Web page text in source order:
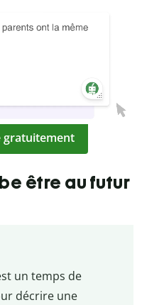
gratuitement
être au futur
un temps de
décrire une